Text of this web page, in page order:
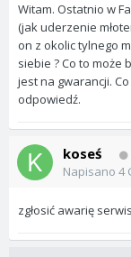
Witam. Ostatnio w
(jak uderzenie
on z okolic tylnego
siebie ? Co to może
jest na gwarancji.
odpowiedź.
koseś
Napisano 4
zgłosić awarię